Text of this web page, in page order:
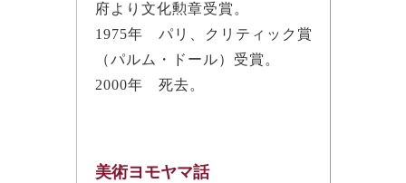
府より文化勲章受賞。
1975年 パリ、クリティック賞
（パルム・ドール）受賞。
2000年 死去。
美術ヨモヤマ話